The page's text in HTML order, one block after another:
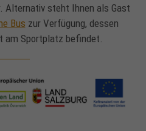
Alternativ steht Ihnen als Gast
Bus zur Verfügung, dessen
am Sportplatz befindet.